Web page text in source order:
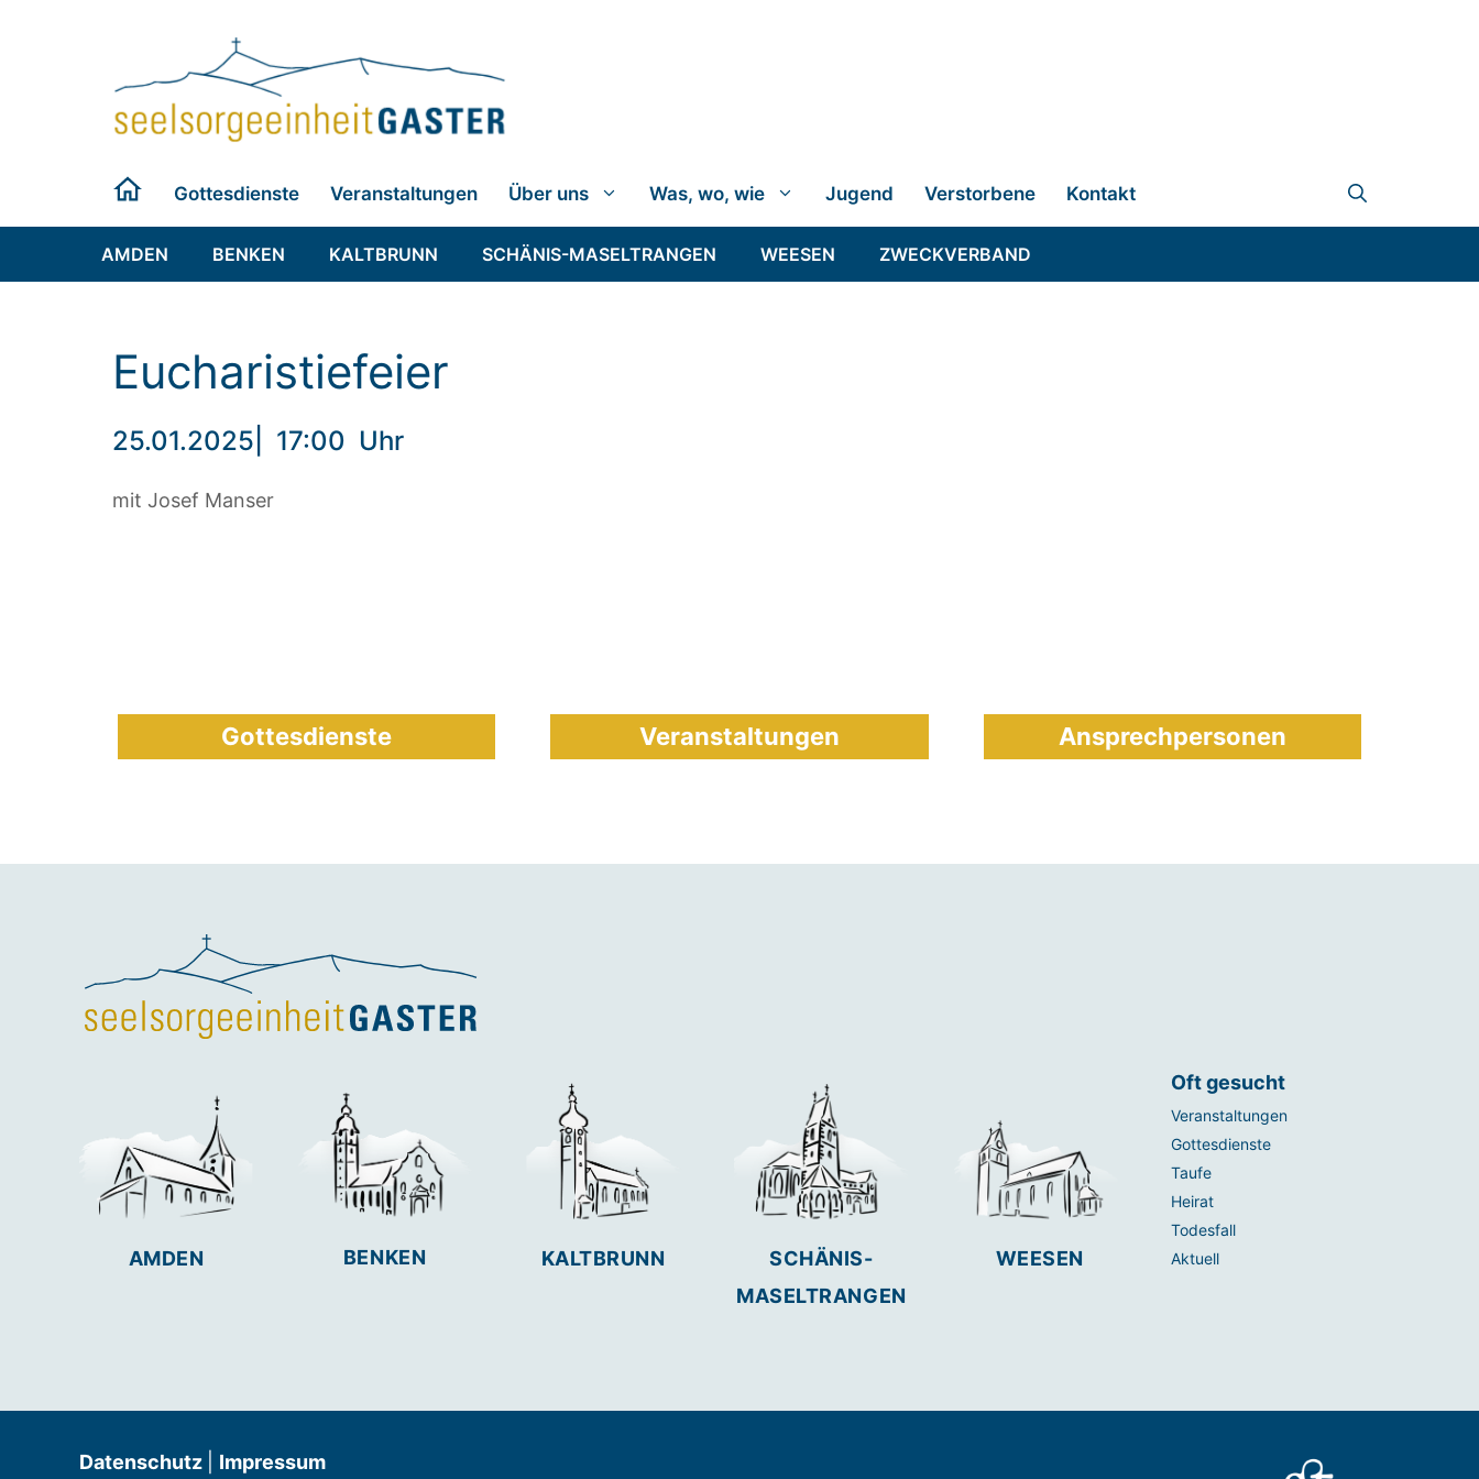
Gottesdienste Veranstaltungen Über uns Was, wo, wie Jugend Verstorbene Kontakt
AMDEN BENKEN KALTBRUNN SCHÄNIS-MASELTRANGEN WEESEN ZWECKVERBAND
Eucharistiefeier
25.01.2025 17:00 Uhr
mit Josef Manser
Gottesdienste Veranstaltungen Ansprechpersonen
AMDEN BENKEN KALTBRUNN
SCHÄNIS-
MASELTRANGEN
WEESEN
Oft gesucht
Veranstaltungen
Gottesdienste
Taufe
Heirat
Todesfall
Aktuell
Datenschutz Impressum